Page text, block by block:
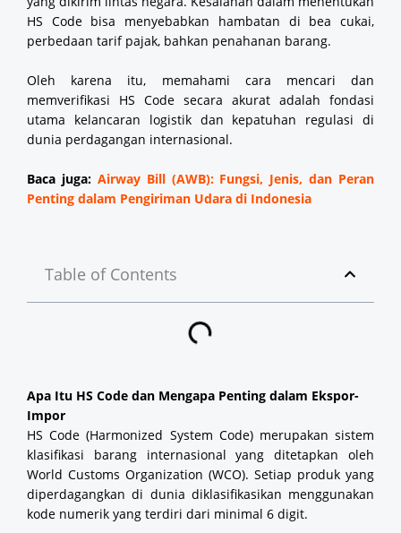
HS Code bisa menyebabkan hambatan di bea cukai,
perbedaan tarif pajak, bahkan penahanan barang.
Oleh karena itu, memahami cara mencari dan
memverifikasi HS Code secara akurat adalah fondasi
utama kelancaran logistik dan kepatuhan regulasi di
dunia perdagangan internasional.
Baca juga: Airway Bill (AWB): Fungsi, Jenis, dan Peran
Penting dalam Pengiriman Udara di Indonesia
Table of Contents
Apa Itu HS Code dan Mengapa Penting dalam Ekspor-
Impor
HS Code (Harmonized System Code) merupakan sistem
klasifikasi barang internasional yang ditetapkan oleh
World Customs Organization (WCO). Setiap produk yang
diperdagangkan di dunia diklasifikasikan menggunakan
kode numerik yang terdiri dari minimal 6 digit.